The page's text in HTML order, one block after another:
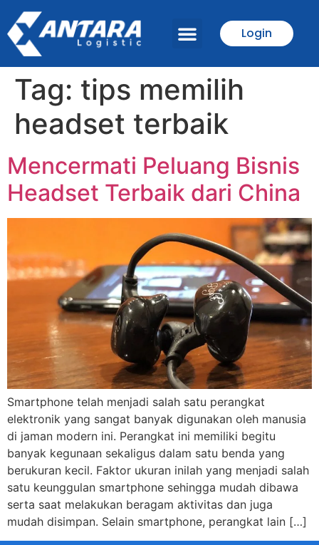
Login
Tag: tips memilih
headset terbaik
Mencermati Peluang Bisnis
Headset Terbaik dari China
Smartphone telah menjadi salah satu perangkat
elektronik yang sangat banyak digunakan oleh manusia
di jaman modern ini. Perangkat ini memiliki begitu
banyak kegunaan sekaligus dalam satu benda yang
berukuran kecil. Faktor ukuran inilah yang menjadi salah
satu keunggulan smartphone sehingga mudah dibawa
serta saat melakukan beragam aktivitas dan juga
mudah disimpan. Selain smartphone, perangkat lain […]